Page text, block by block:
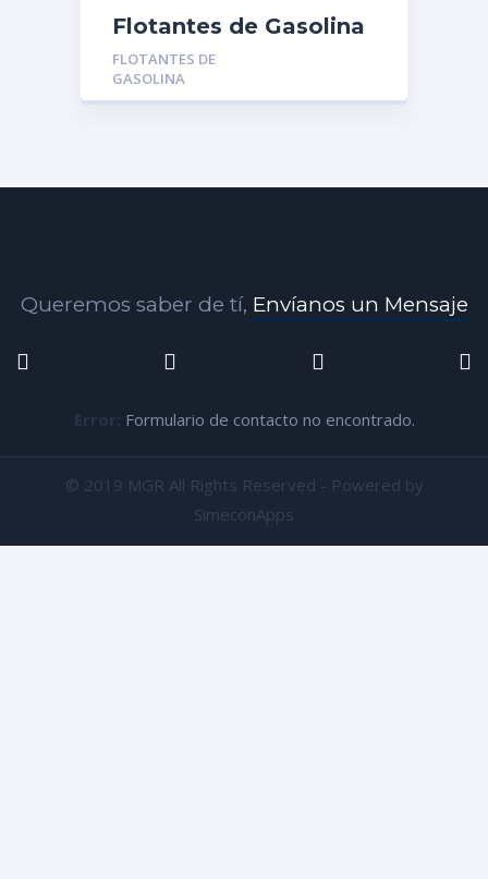
Flotantes de Gasolina
MGR-015415:
FLOTANTE DE
MODULO GASOLINA
FLOTANTES DE
GASOLINA
Queremos saber de tí, Envíanos un Mensaje
Error: Formulario de contacto no encontrado.
© 2019 MGR All Rights Reserved - Powered by
SimeconApps